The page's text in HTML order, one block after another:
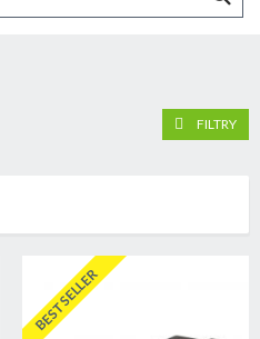
BESTSELLER
FILTRY